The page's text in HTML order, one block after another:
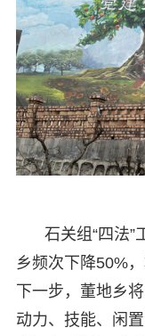
石关组“四法”
乡频次下降50%
下一步，董地乡
动力、技能、闲